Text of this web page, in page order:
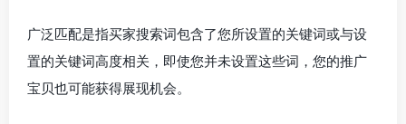
广泛匹配是指买家搜索词包含了您所设置的关键词或与设
置的关键词高度相关，即使您并未设置这些词，您的推广
宝贝也可能获得展现机会。